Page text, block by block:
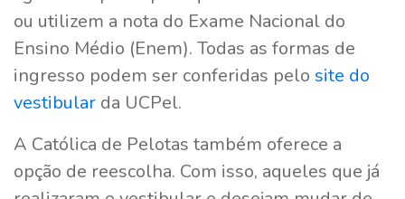
ou utilizem a nota do Exame Nacional do
Ensino Médio (Enem). Todas as formas de
ingresso podem ser conferidas pelo site do
vestibular da UCPel.
A Católica de Pelotas também oferece a
opção de reescolha. Com isso, aqueles que já